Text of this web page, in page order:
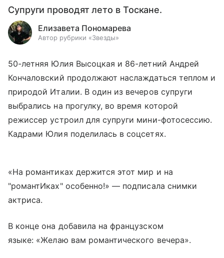
Супруги проводят лето в Тоскане.
Елизавета Пономарева
Автор рубрики «Звезды»
50-летняя Юлия Высоцкая и 86-летний Андрей
Кончаловский продолжают наслаждаться теплом и
природой Италии. В один из вечеров супруги
выбрались на прогулку, во время которой
режиссер устроил для супруги мини-фотосессию.
Кадрами Юлия поделилась в соцсетях.
«На романтиках держится этот мир и на
"романтИках" особенно!» — подписала снимки
актриса.
В конце она добавила на французском
языке: «Желаю вам романтического вечера».